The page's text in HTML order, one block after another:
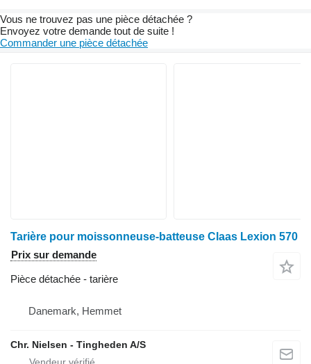
Vous ne trouvez pas une pièce détachée ?
Envoyez votre demande tout de suite !
Commander une pièce détachée
Tarière pour moissonneuse-batteuse Claas Lexion 570
Prix sur demande
Pièce détachée - tarière
Danemark, Hemmet
Chr. Nielsen - Tingheden A/S